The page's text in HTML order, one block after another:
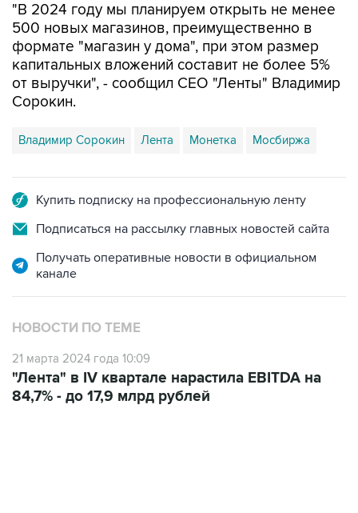
"В 2024 году мы планируем открыть не менее
500 новых магазинов, преимущественно в
формате "магазин у дома", при этом размер
капитальных вложений составит не более 5%
от выручки", - сообщил СЕО "Ленты" Владимир
Сорокин.
Владимир Сорокин Лента Монетка Мосбиржа
Купить подписку на профессиональную ленту
Подписаться на рассылку главных новостей сайта
Получать оперативные новости в официальном
канале
НОВОСТИ ПО ТЕМЕ
21 марта 2024 года 10:09
"Лента" в IV квартале нарастила EBITDA на
84,7% - до 17,9 млрд рублей